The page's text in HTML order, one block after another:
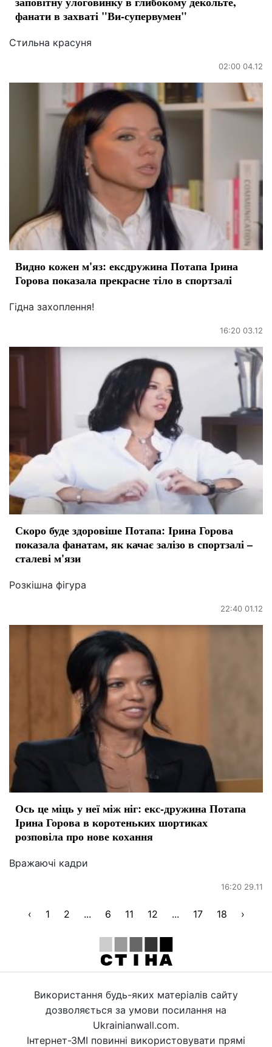
фанати в захваті "Ви-супервумен"
Стильна красуня
02:00 04.12
Видно кожен м'яз: ексдружина Потапа Ірина
Горова показала прекрасне тіло в спортзалі
Гідна захоплення!
16:20 03.12
Скоро буде здоровіше Потапа: Ірина Горова
показала фанатам, як качає залізо в спортзалі –
сталеві м'язи
Розкішна фігура
22:40 01.12
Ось це міць у неї між ніг: екс-дружина Потапа
Ірина Горова в коротеньких шортиках
розповіла про нове кохання
Вражаючі кадри
16:20 29.11
‹ 1 2 ... 6 11 12 ... 17 18 ›
Використання будь-яких матеріалів сайту
дозволяється за умови посилання на
Ukrainianwall.com.
Інтернет-ЗМІ повинні використовувати прямі